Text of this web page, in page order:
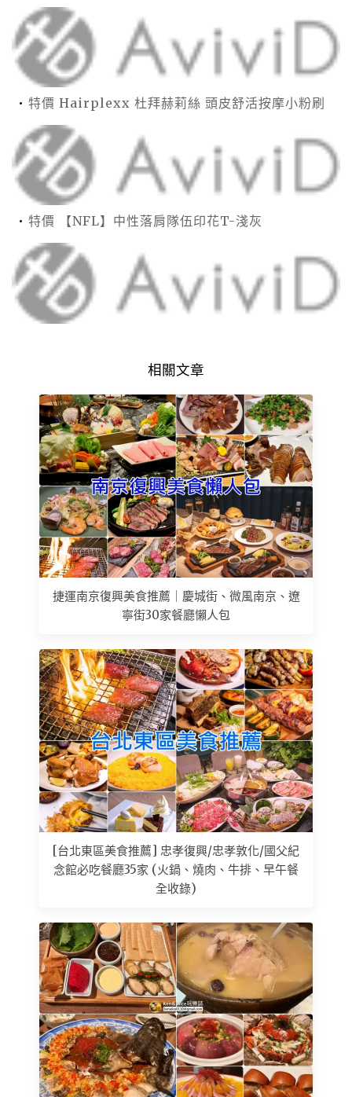
特價 Hairplexx 杜拜赫莉絲 頭皮舒活按摩小粉刷
特價 【NFL】中性落肩隊伍印花T-淺灰
相關文章
捷運南京復興美食推薦｜慶城街、微風南京、遼
寧街30家餐廳懶人包
[台北東區美食推薦] 忠孝復興/忠孝敦化/國父紀
念館必吃餐廳35家 (火鍋、燒肉、牛排、早午餐
全收錄)